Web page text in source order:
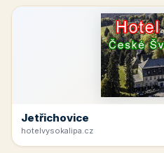
Jetřichovice
hotelvysokalipa.cz